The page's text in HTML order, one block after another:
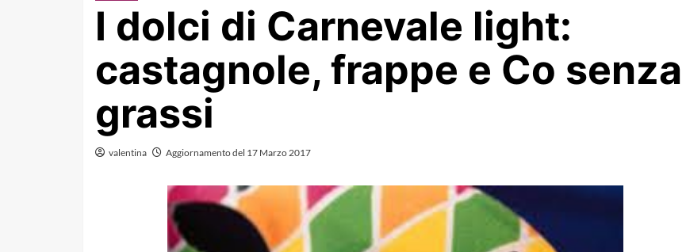
I dolci di Carnevale light:
castagnole, frappe e Co senza
grassi
valentina Aggiornamento del 17 Marzo 2017